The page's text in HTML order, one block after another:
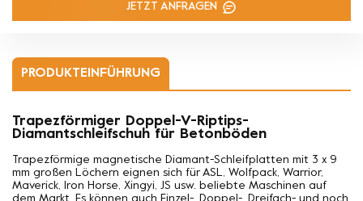
JETZT ANFRAGEN
PRODUKTEINFÜHRUNG
Trapezförmiger Doppel-V-Riptips-
Diamantschleifschuh für Betonböden
Trapezförmige magnetische Diamant-Schleifplatten mit 3 x 9
mm großen Löchern eignen sich für ASL, Wolfpack, Warrior,
Maverick, Iron Horse, Xingyi, JS usw. beliebte Maschinen auf